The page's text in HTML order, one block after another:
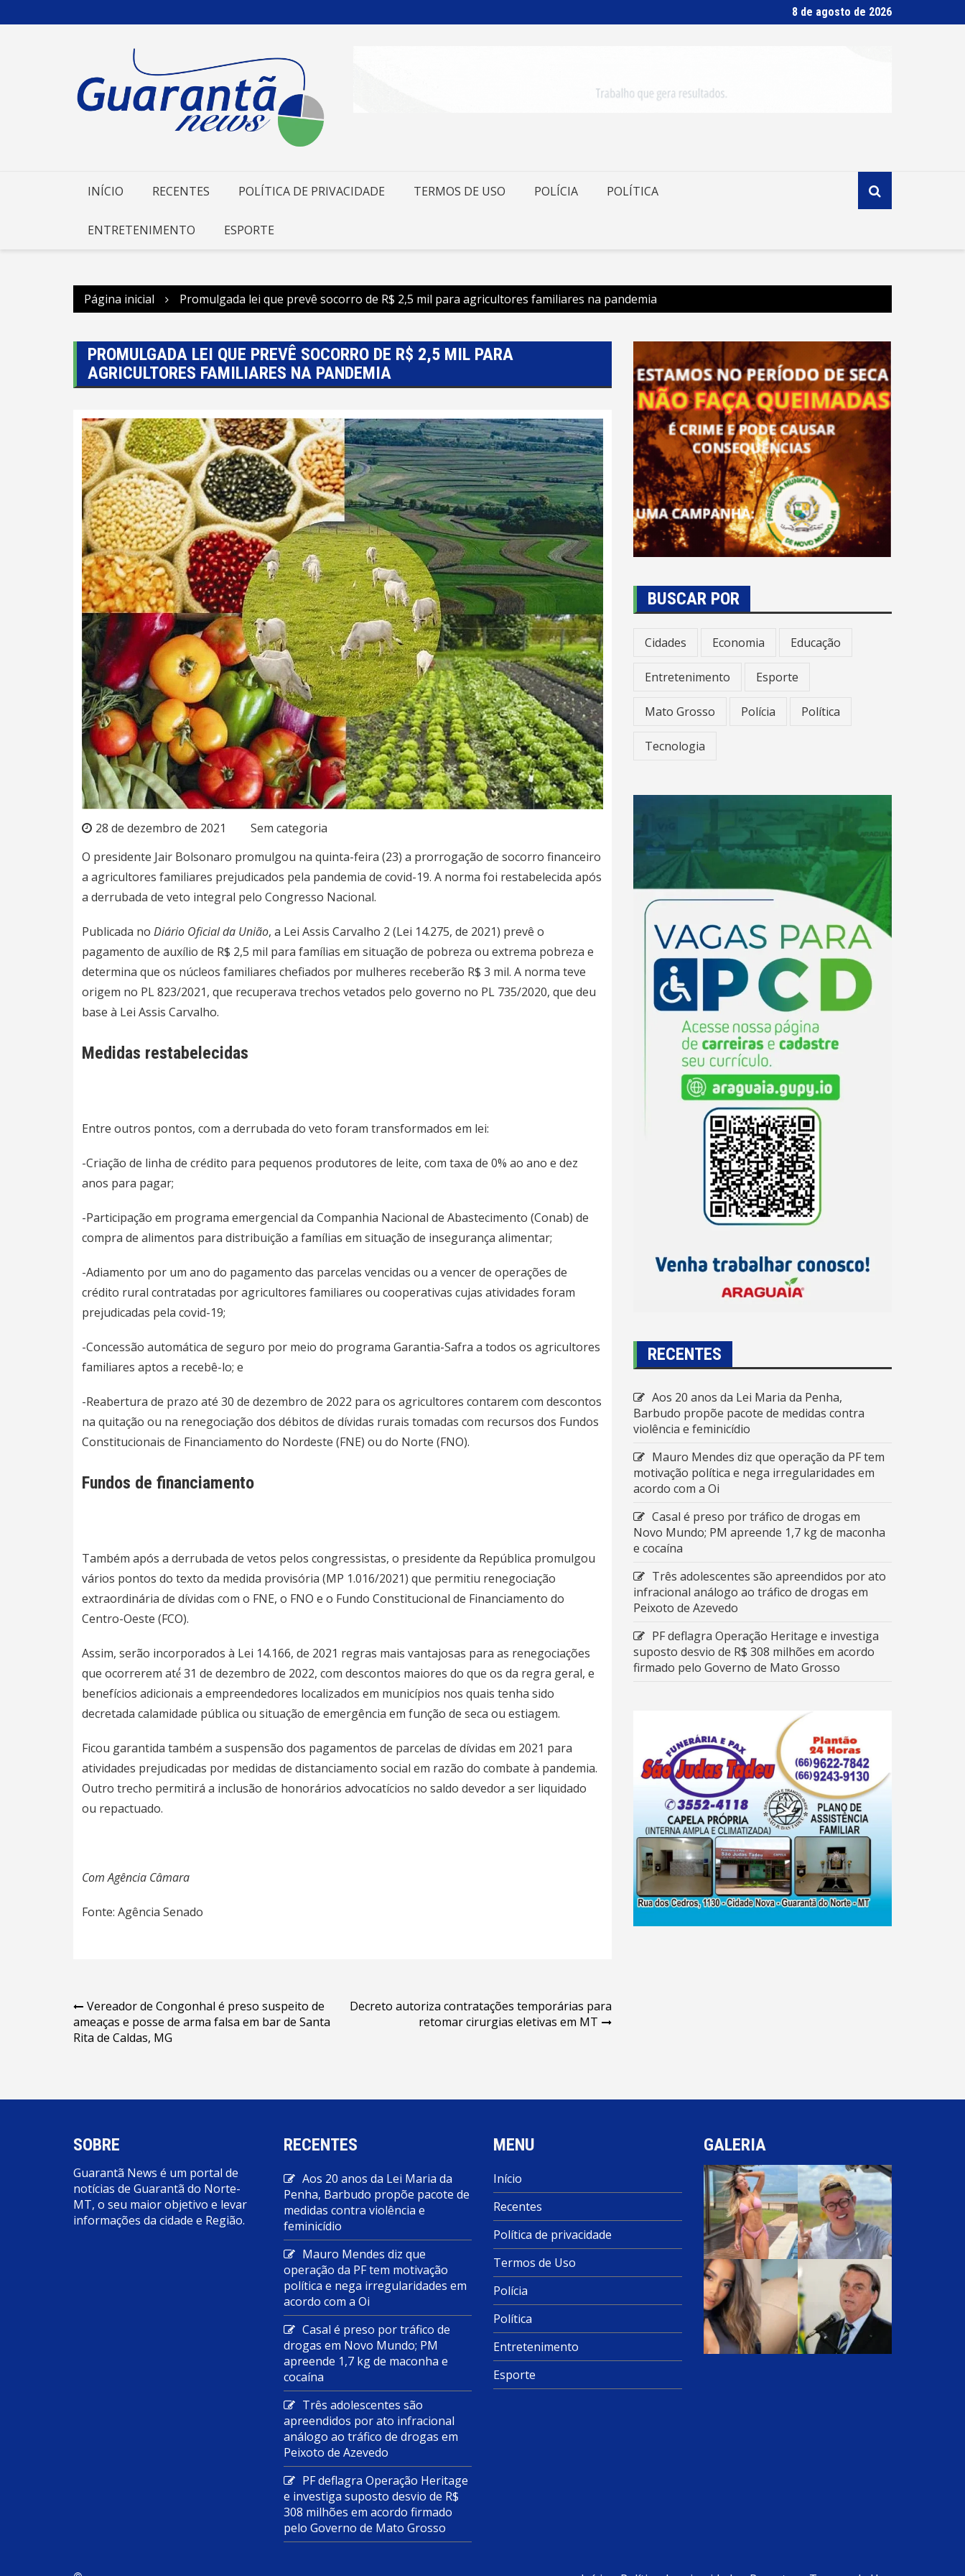
para
8 de agosto de 2026
INÍCIO RECENTES POLÍTICA DE PRIVACIDADE TERMOS DE USO POLÍCIA POLÍTICA
ENTRETENIMENTO ESPORTE
Página inicial Promulgada lei que prevê socorro de R$ 2,5 mil para agricultores familiares na pandemia
PROMULGADA LEI QUE PREVÊ SOCORRO DE R$ 2,5 MIL PARA
AGRICULTORES FAMILIARES NA PANDEMIA
28 de dezembro de 2021
Sem categoria
O presidente Jair Bolsonaro promulgou na quinta-feira (23) a prorrogação de socorro financeiro
a agricultores familiares prejudicados pela pandemia de covid-19. A norma foi restabelecida após
a derrubada de veto integral pelo Congresso Nacional.
Publicada no Diário Oficial da União, a Lei Assis Carvalho 2 (Lei 14.275, de 2021) prevê o
pagamento de auxílio de R$ 2,5 mil para famílias em situação de pobreza ou extrema pobreza e
determina que os núcleos familiares chefiados por mulheres receberão R$ 3 mil. A norma teve
origem no PL 823/2021, que recuperava trechos vetados pelo governo no PL 735/2020, que deu
base à Lei Assis Carvalho.
Medidas restabelecidas
Entre outros pontos, com a derrubada do veto foram transformados em lei:
-Criação de linha de crédito para pequenos produtores de leite, com taxa de 0% ao ano e dez
anos para pagar;
-Participação em programa emergencial da Companhia Nacional de Abastecimento (Conab) de
compra de alimentos para distribuição a famílias em situação de insegurança alimentar;
-Adiamento por um ano do pagamento das parcelas vencidas ou a vencer de operações de
crédito rural contratadas por agricultores familiares ou cooperativas cujas atividades foram
prejudicadas pela covid-19;
-Concessão automática de seguro por meio do programa Garantia-Safra a todos os agricultores
familiares aptos a recebê-lo; e
-Reabertura de prazo até 30 de dezembro de 2022 para os agricultores contarem com descontos
na quitação ou na renegociação dos débitos de dívidas rurais tomadas com recursos dos Fundos
Constitucionais de Financiamento do Nordeste (FNE) ou do Norte (FNO).
Fundos de financiamento
Também após a derrubada de vetos pelos congressistas, o presidente da República promulgou
vários pontos do texto da medida provisória (MP 1.016/2021) que permitiu renegociação
extraordinária de dívidas com o FNE, o FNO e o Fundo Constitucional de Financiamento do
Centro-Oeste (FCO).
Assim, serão incorporados à Lei 14.166, de 2021 regras mais vantajosas para as renegociações
que ocorrerem até́ 31 de dezembro de 2022, com descontos maiores do que os da regra geral, e
benefícios adicionais a empreendedores localizados em municípios nos quais tenha sido
decretada calamidade pública ou situação de emergência em função de seca ou estiagem.
Ficou garantida também a suspensão dos pagamentos de parcelas de dívidas em 2021 para
atividades prejudicadas por medidas de distanciamento social em razão do combate à pandemia.
Outro trecho permitirá a inclusão de honorários advocatícios no saldo devedor a ser liquidado
ou repactuado.
Com Agência Câmara
Fonte: Agência Senado
Navegação
de
Vereador de Congonhal é preso suspeito de
ameaças e posse de arma falsa em bar de Santa
Rita de Caldas, MG
Decreto autoriza contratações temporárias para
retomar cirurgias eletivas em MT
BUSCAR POR
Cidades Economia Educação
Entretenimento Esporte
Mato Grosso Polícia Política
Tecnologia
RECENTES
Aos 20 anos da Lei Maria da Penha,
Barbudo propõe pacote de medidas contra
violência e feminicídio
Mauro Mendes diz que operação da PF tem
motivação política e nega irregularidades em
acordo com a Oi
Casal é preso por tráfico de drogas em
Novo Mundo; PM apreende 1,7 kg de maconha
e cocaína
Três adolescentes são apreendidos por ato
infracional análogo ao tráfico de drogas em
Peixoto de Azevedo
PF deflagra Operação Heritage e investiga
suposto desvio de R$ 308 milhões em acordo
firmado pelo Governo de Mato Grosso
SOBRE
Guarantã News é um portal de
notícias de Guarantã do Norte-
MT, o seu maior objetivo e levar
informações da cidade e Região.
RECENTES
Aos 20 anos da Lei Maria da
Penha, Barbudo propõe pacote de
medidas contra violência e
feminicídio
Mauro Mendes diz que
operação da PF tem motivação
política e nega irregularidades em
acordo com a Oi
Casal é preso por tráfico de
drogas em Novo Mundo; PM
apreende 1,7 kg de maconha e
cocaína
Três adolescentes são
apreendidos por ato infracional
análogo ao tráfico de drogas em
Peixoto de Azevedo
PF deflagra Operação Heritage
e investiga suposto desvio de R$
308 milhões em acordo firmado
pelo Governo de Mato Grosso
MENU
Início
Recentes
Política de privacidade
Termos de Uso
Polícia
Política
Entretenimento
Esporte
GALERIA